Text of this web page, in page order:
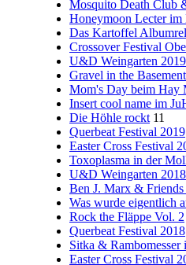
Mosquito Death Club
Honeymoon Lecter im
Das Kartoffel
Crossover Festival
U&D Weingarten 2019
Gravel in the
Mom's Day beim Hay
Insert cool name im
Die Höhle rockt 11
Querbeat Festival 2019
Easter Cross Festival
Toxoplasma in der
U&D Weingarten 2018
Ben J. Marx &
Was wurde eigentlich
Rock the Fläppe Vol. 2
Querbeat Festival 2018
Sitka & Rambomesser
Easter Cross Festival